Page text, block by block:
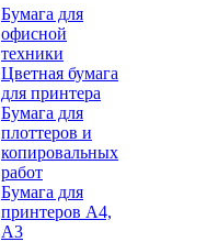
Бумага для
офисной
техники
Цветная бумага
для принтера
Бумага для
плоттеров и
копировальных
работ
Бумага для
принтеров А4,
А3